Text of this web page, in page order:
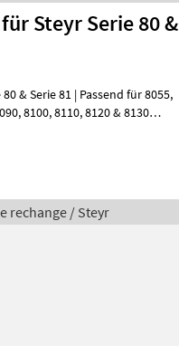
Steyr Serie 80 &
& Serie 81 | Passend für 8055,
rechange / Steyr